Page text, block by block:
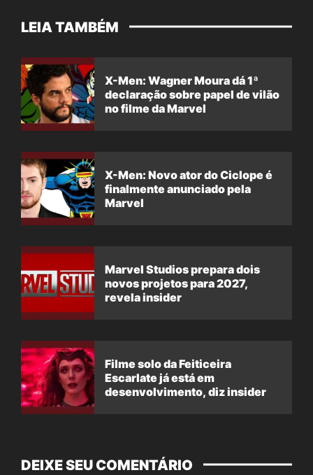
LEIA TAMBÉM
X-Men: Wagner Moura dá 1ª
declaração sobre papel de vilão
no filme da Marvel
X-Men: Novo ator do Ciclope é
finalmente anunciado pela
Marvel
Marvel Studios prepara dois
novos projetos para 2027,
revela insider
Filme solo da Feiticeira
Escarlate já está em
desenvolvimento, diz insider
DEIXE SEU COMENTÁRIO